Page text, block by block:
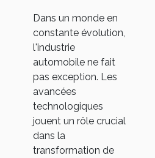
Dans un monde en
constante évolution,
l'industrie
automobile ne fait
pas exception. Les
avancées
technologiques
jouent un rôle crucial
dans la
transformation de